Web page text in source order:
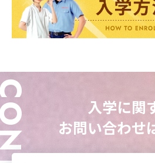
入学に関
お問い合わせ